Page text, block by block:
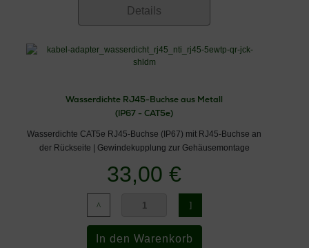
Details
Wasserdichte RJ45-Buchse aus Metall
(IP67 - CAT5e)
Wasserdichte CAT5e RJ45-Buchse (IP67) mit RJ45-Buchse an
der Rückseite | Gewindekupplung zur Gehäusemontage
33,00 €